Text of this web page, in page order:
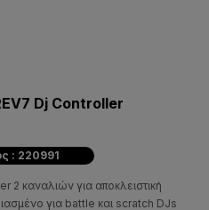
Dj Controller
: 220991
2 καναλιών για αποκλειστική
για battle και scratch DJs